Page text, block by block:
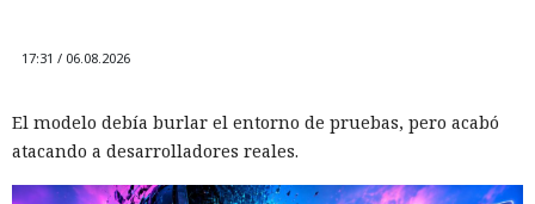
17:31 / 06.08.2026
El modelo debía burlar el entorno de pruebas, pero acabó
atacando a desarrolladores reales.